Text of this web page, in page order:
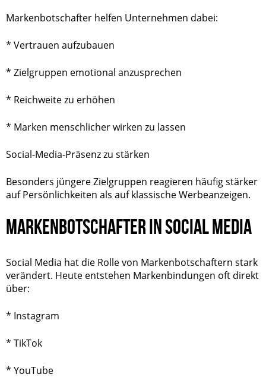
Markenbotschafter helfen Unternehmen dabei:
* Vertrauen aufzubauen
* Zielgruppen emotional anzusprechen
* Reichweite zu erhöhen
* Marken menschlicher wirken zu lassen
Social-Media-Präsenz zu stärken
Besonders jüngere Zielgruppen reagieren häufig stärker
auf Persönlichkeiten als auf klassische Werbeanzeigen.
MARKENBOTSCHAFTER IN SOCIAL MEDIA
Social Media hat die Rolle von Markenbotschaftern stark
verändert. Heute entstehen Markenbindungen oft direkt
über:
* Instagram
* TikTok
* YouTube